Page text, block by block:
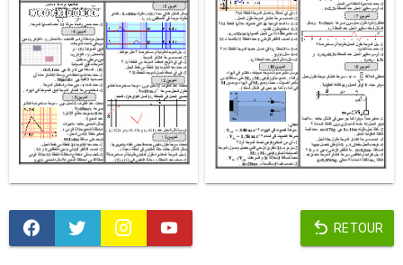
RETOUR